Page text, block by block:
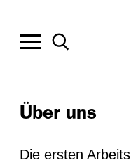
Über uns
Die ersten